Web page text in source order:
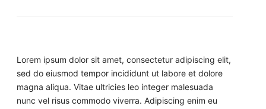
Lorem ipsum dolor sit amet, consectetur adipiscing elit,
sed do eiusmod tempor incididunt ut labore et dolore
magna aliqua. Vitae ultricies leo integer malesuada
nunc vel risus commodo viverra. Adipiscing enim eu